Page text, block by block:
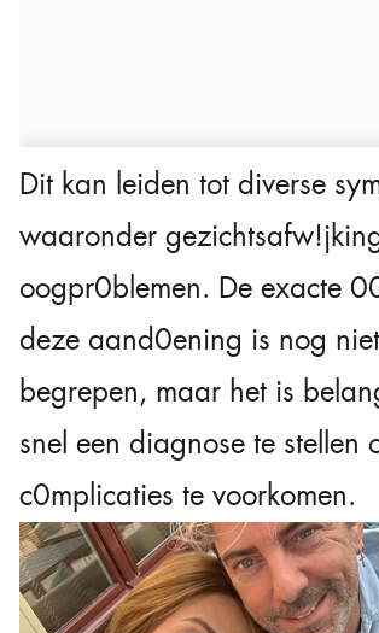
Dit kan leiden tot diverse
waaronder
oogpr0blemen. De exacte
deze aand0ening is nog
begrepen, maar het is
snel een diagnose te stellen
c0mplicaties te voorkomen.